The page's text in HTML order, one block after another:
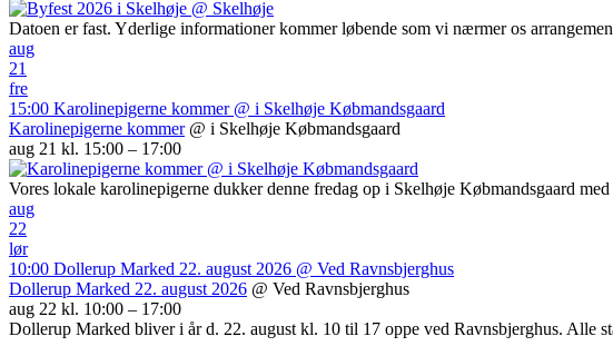
Datoen er fast. Yderlige informationer kommer løbende som vi nærmer os
aug
21
fre
15:00 Karolinepigerne kommer @ i Skelhøje Købmandsgaard
Karolinepigerne kommer @ i Skelhøje Købmandsgaard
aug 21 kl. 15:00 – 17:00
Vores lokale karolinepigerne dukker denne fredag op i Skelhøje Købmandsgaard
aug
22
lør
10:00 Dollerup Marked 22. august 2026 @ Ved Ravnsbjerghus
Dollerup Marked 22. august 2026 @ Ved Ravnsbjerghus
aug 22 kl. 10:00 – 17:00
Dollerup Marked bliver i år d. 22. august kl. 10 til 17 oppe ved Ravnsbjerghus. Alle